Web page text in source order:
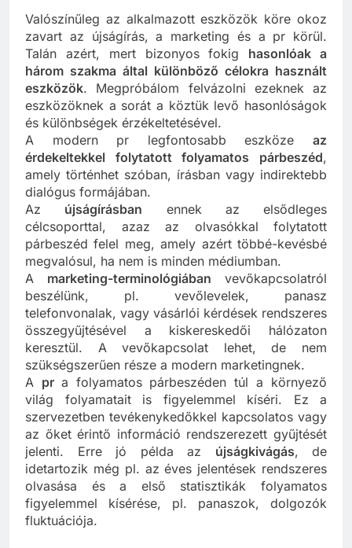
Valószínűleg az alkalmazott eszközök köre okoz
zavart az újságírás, a marketing és a pr körül.
Talán azért, mert bizonyos fokig hasonlóak a
három szakma által különböző célokra használt
eszközök. Megpróbálom felvázolni ezeknek az
eszközöknek a sorát a köztük levő hasonlóságok
és különbségek érzékeltetésével.
A modern pr legfontosabb eszköze az
érdekeltekkel folytatott folyamatos párbeszéd,
amely történhet szóban, írásban vagy indirektebb
dialógus formájában.
Az újságírásban ennek az elsődleges
célcsoporttal, azaz az olvasókkal folytatott
párbeszéd felel meg, amely azért többé-kevésbé
megvalósul, ha nem is minden médiumban.
A marketing-terminológiában vevőkapcsolatról
beszélünk, pl. vevőlevelek, panasz
telefonvonalak, vagy vásárlói kérdések rendszeres
összegyűjtésével a kiskereskedői hálózaton
keresztül. A vevőkapcsolat lehet, de nem
szükségszerűen része a modern marketingnek.
A pr a folyamatos párbeszéden túl a környező
világ folyamatait is figyelemmel kíséri. Ez a
szervezetben tevékenykedőkkel kapcsolatos vagy
az őket érintő információ rendszerezett gyűjtését
jelenti. Erre jó példa az újságkivágás, de
idetartozik még pl. az éves jelentések rendszeres
olvasása és a első statisztikák folyamatos
figyelemmel kísérése, pl. panaszok, dolgozók
fluktuációja.